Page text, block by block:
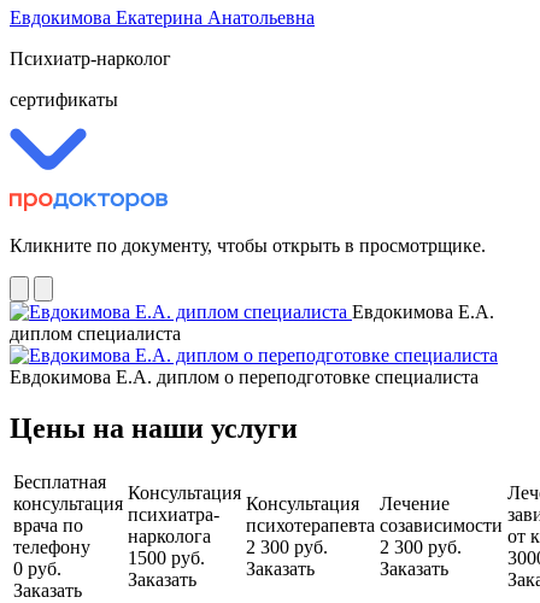
Евдокимова Екатерина Анатольевна
Психиатр-нарколог
сертификаты
Кликните по документу, чтобы открыть в просмотрщике.
Евдокимова Е.А.
диплом специалиста
Евдокимова Е.А. диплом о переподготовке специалиста
Цены на наши услуги
Бесплатная
консультация
врача по
телефону
0 руб.
Заказать
Консультация
психиатра-
нарколога
1500 руб.
Заказать
Консультация
психотерапевта
2 300 руб.
Заказать
Лечение
созависимости
2 300 руб.
Заказать
от